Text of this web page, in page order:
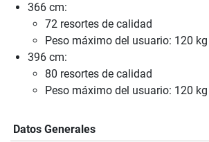
366 cm:
72 resortes de calidad
Peso máximo del usuario: 120 kg
396 cm:
80 resortes de calidad
Peso máximo del usuario: 120 kg
Datos Generales